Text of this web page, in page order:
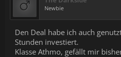
Newbie
Den Deal habe ich auch
Stunden investiert.
Klasse Athmo, gefällt mir